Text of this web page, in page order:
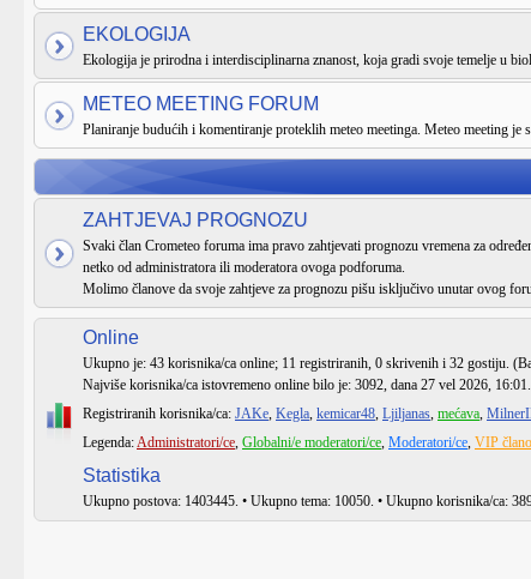
EKOLOGIJA
Ekologija je prirodna i interdisciplinarna znanost, koja gradi svoje temelje u
METEO MEETING FORUM
Planiranje budućih i komentiranje proteklih meteo meetinga. Meteo meeting
ZAHTJEVAJ PROGNOZU
Svaki član Crometeo foruma ima pravo zahtjevati prognozu vremena za
netko od administratora ili moderatora ovoga podforuma.
Molimo članove da svoje zahtjeve za prognozu pišu isključivo unutar ovog
Online
Ukupno je: 43 korisnika/ca online; 11 registriranih, 0 skrivenih i 32 gostiju.
Najviše korisnika/ca istovremeno online bilo je: 3092, dana 27 vel 2026, 16:01.
Registriranih korisnika/ca: JAKe, Kegla, kemicar48, Ljiljanas, mećava,
Legenda:Administratori/ce, Globalni/e moderatori/ce, Moderatori/ce, VIP
Statistika
Ukupno postova: 1403445. • Ukupno tema: 10050. • Ukupno korisnika/ca: